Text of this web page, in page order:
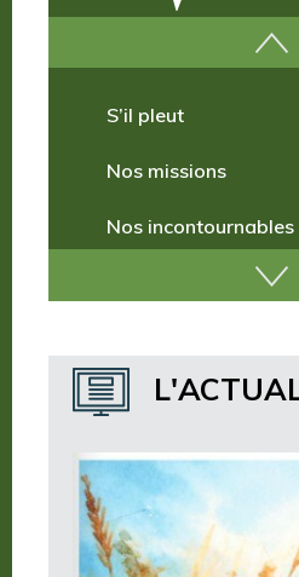
Nos incontournables
Où dormir ?